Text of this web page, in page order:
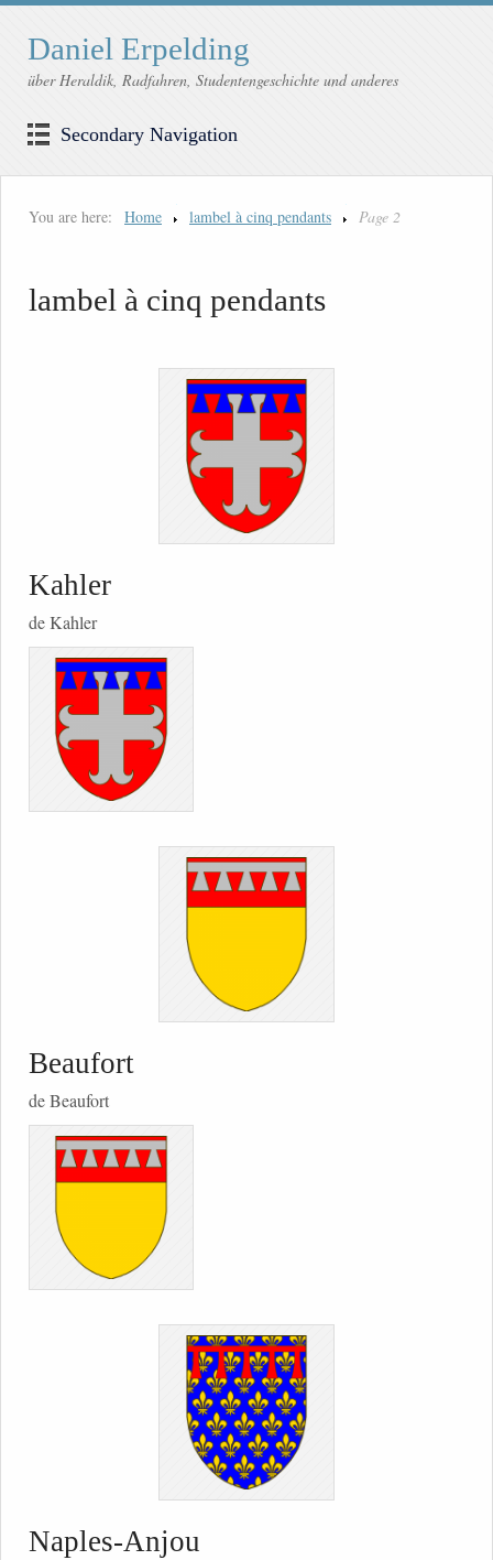
Daniel Erpelding
über Heraldik, Radfahren, Studentengeschichte und anderes
Secondary Navigation
You are here: Home lambel à cinq pendants Page 2
lambel à cinq pendants
Kahler
de Kahler
Beaufort
de Beaufort
Naples-Anjou